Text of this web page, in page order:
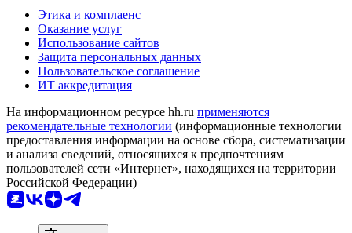
Этика и комплаенс
Оказание услуг
Использование сайтов
Защита персональных данных
Пользовательское соглашение
ИТ аккредитация
На информационном ресурсе hh.ru применяются
рекомендательные технологии (информационные технологии
предоставления информации на основе сбора, систематизации
и анализа сведений, относящихся к предпочтениям
пользователей сети «Интернет», находящихся на территории
Российской Федерации)